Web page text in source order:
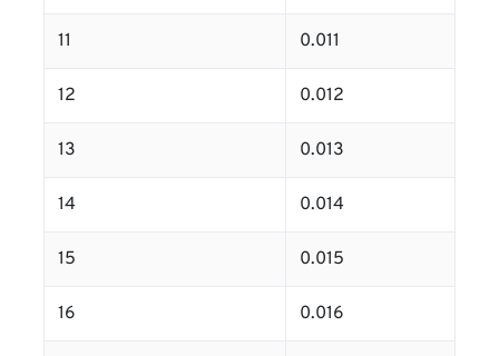
11 0.011
12 0.012
13 0.013
14 0.014
15 0.015
16 0.016